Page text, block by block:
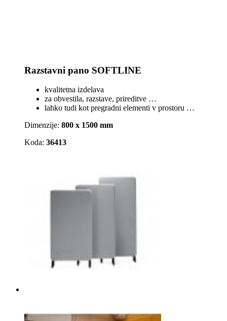
Razstavni pano SOFTLINE
kvalitetna izdelava
za obvestila, razstave, prireditve …
lahko tudi kot pregradni elementi v prostoru …
Dimenzije: 800 x 1500 mm
Koda: 36413